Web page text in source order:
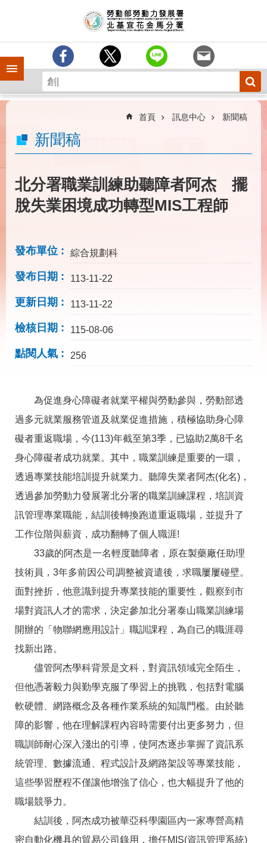
手機側欄
中
分
簡
業
務
為
民
下
載
專
他
English
民
意
信
箱
常
見
問
答
雙
語
詞
彙
RSS
私
權
及
安
政
策
府
網
站
資
開
放
宣
聯
絡
資
訊
首頁 訊息中心 新聞稿
新聞稿
北分署職業訓練助聽障者阿杰 擺
脫失業困境成功轉型MIS工程師
發布單位 綜合規劃科
發布日期 113-11-22
更新日期 113-11-22
檢核日期 115-08-06
點閱人氣 256
為促進身心障礙者就業平權與勞動參與，勞動部透
過多元就業服務管道及就業促進措施，積極協助身心障
礙者重返職場，今(113)年截至第3季，已協助2萬8千名
身心障礙者成功就業。其中，職業訓練是重要的一環，
透過專業技能培訓提升就業力。聽障失業者阿杰(化名)，
透過參加勞動力發展署北分署的職業訓練課程，培訓資
訊管理專業職能，結訓後轉換跑道重返職場，並提升了
工作位階與薪資，成功翻轉了個人職涯!
33歲的阿杰是一名輕度聽障者，原在製藥廠任助理
技術員，3年多前因公司調整被資遣後，求職屢屢碰壁。
面對挫折，他意識到提升專業技能的重要性，觀察到市
場對資訊人才的需求，決定參加北分署泰山職業訓練場
開辦的「物聯網應用設計」職訓課程，為自己的職涯尋
找新出路。
儘管阿杰學科背景是文科，對資訊領域完全陌生，
但他憑著毅力與勤學克服了學習上的挑戰，包括對電腦
軟硬體、網路概念及各種作業系統的知識門檻。由於聽
障的影響，他在理解課程內容時需要付出更多努力，但
職訓師耐心深入淺出的引導，使阿杰逐步掌握了資訊系
統管理、數據流通、程式設計及網路架設等專業技能，
這些學習歷程不僅讓他增強了信心，也大幅提升了他的
職場競爭力。
結訓後，阿杰成功被華亞科學園區內一家專營高精
密自動化機具的貿易公司錄用，擔任MIS(資訊管理系統)